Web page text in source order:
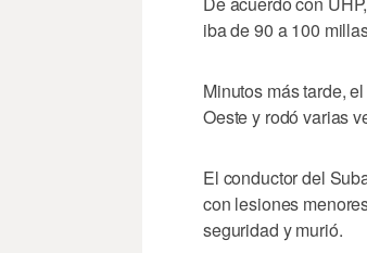
iba de 90 a 100
Minutos más tarde,
Oeste y rodó varias
El conductor del
con lesiones
seguridad y murió.